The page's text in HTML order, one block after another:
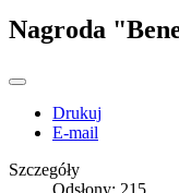
Nagroda
Drukuj
E-mail
Szczegóły